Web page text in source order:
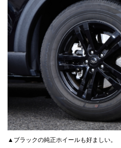
▲ブラックの純正ホイールも好ましい。